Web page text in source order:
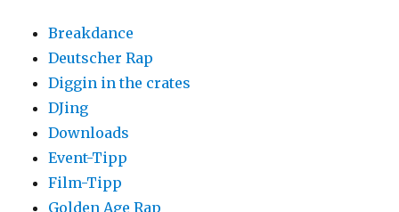
Breakdance
Deutscher Rap
Diggin in the crates
DJing
Downloads
Event-Tipp
Film-Tipp
Golden Age Rap